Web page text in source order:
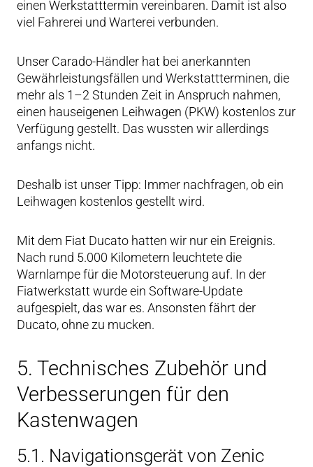
einen Werkstatttermin vereinbaren. Damit ist also
viel Fahrerei und Warterei verbunden.
Unser Carado-Händler hat bei anerkannten
Gewährleistungsfällen und Werkstattterminen, die
mehr als 1–2 Stunden Zeit in Anspruch nahmen,
einen hauseigenen Leihwagen (PKW) kostenlos zur
Verfügung gestellt. Das wussten wir allerdings
anfangs nicht.
Deshalb ist unser Tipp: Immer nachfragen, ob ein
Leihwagen kostenlos gestellt wird.
Mit dem Fiat Ducato hatten wir nur ein Ereignis.
Nach rund 5.000 Kilometern leuchtete die
Warnlampe für die Motorsteuerung auf. In der
Fiatwerkstatt wurde ein Software-Update
aufgespielt, das war es. Ansonsten fährt der
Ducato, ohne zu mucken.
5. Technisches Zubehör und
Verbesserungen für den
Kastenwagen
5.1. Navigationsgerät von Zenic